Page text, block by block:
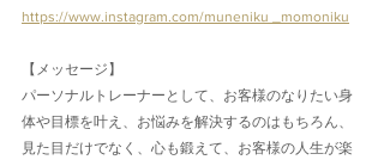
https://www.instagram.com/muneniku _momoniku
【メッセージ】
パーソナルトレーナーとして、お客様のなりたい身
体や目標を叶え、お悩みを解決するのはもちろん、
見た目だけでなく、心も鍛えて、お客様の人生が楽